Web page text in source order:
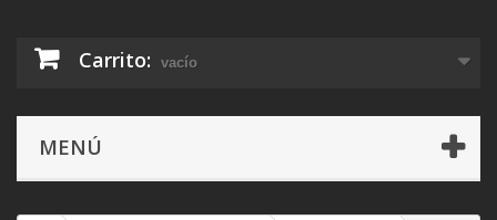
Carrito: vacío
MENÚ